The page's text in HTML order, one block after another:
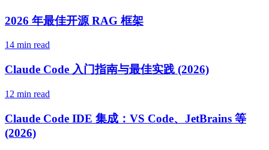
2026 年最佳开源 RAG 框架
14 min read
Claude Code 入门指南与最佳实践 (2026)
12 min read
Claude Code IDE 集成：VS Code、JetBrains 等
(2026)